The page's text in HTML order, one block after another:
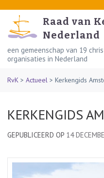
content
(Press
Enter)
Raad van
Nederland
een gemeenschap van 19
organisaties in Nederland
RvK > Actueel > Kerkengids
KERKENGIDS
GEPUBLICEERD OP 14